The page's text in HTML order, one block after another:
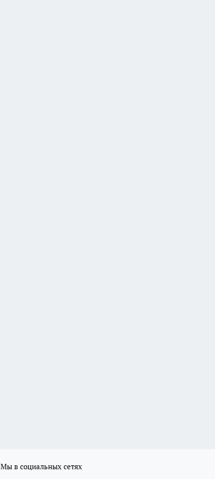
Мы в социальных сетях